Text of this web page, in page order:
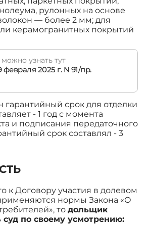
рулонных на основе
— более 2 мм; для
керамогранитных покрытий
узнать тут
февраля 2025 г. N 91/пр.
срок для отделки
- 1 год с момента
и подписания передаточного
срок составлял - 3
к Договору участия в долевом
нормы Закона «О
то дольщик
по своему усмотрению: